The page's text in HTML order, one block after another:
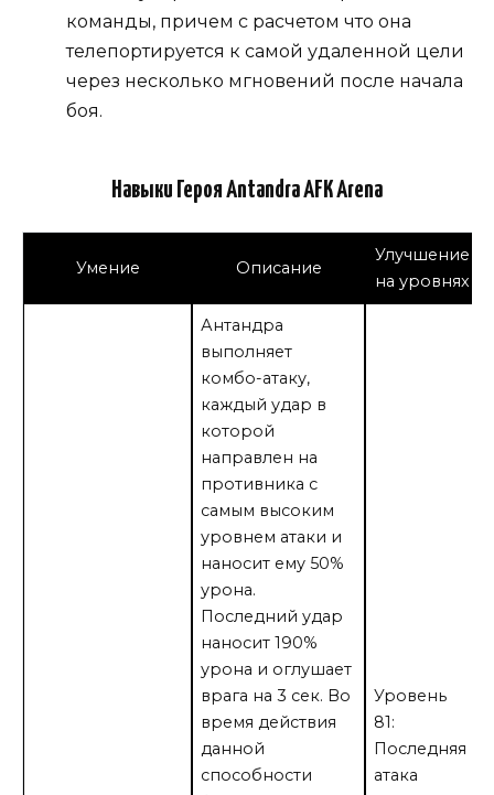
команды, причем с расчетом что она
телепортируется к самой удаленной цели
через несколько мгновений после начала
боя.
Навыки Героя Antandra AFK Arena
Умение Описание
Улучшение
на уровнях
Антандра
выполняет
комбо-атаку,
каждый удар в
которой
направлен на
противника с
самым высоким
уровнем атаки и
наносит ему 50%
урона.
Последний удар
наносит 190%
урона и оглушает
врага на 3 сек. Во
время действия
данной
способности
Уровень
81:
Последняя
атака